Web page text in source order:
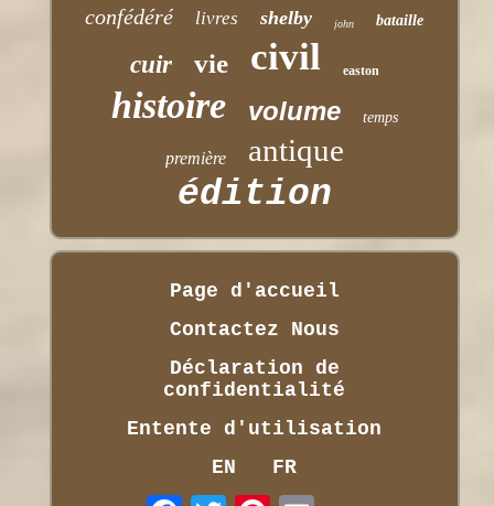
confédéré livres shelby john bataille
cuir vie civil easton
histoire volume temps
première antique
édition
Page d'accueil
Contactez Nous
Déclaration de
confidentialité
Entente d'utilisation
EN
FR